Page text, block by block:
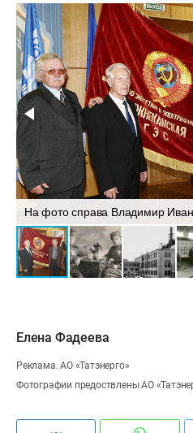
На фото справа Владимир
Елена Фадеева
Реклама. АО «Татэнерго»
Фотографии предоствлены АО